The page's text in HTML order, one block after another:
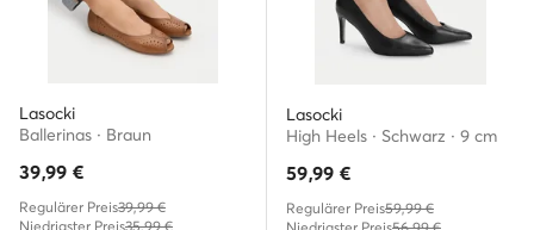
Lasocki
Ballerinas · Braun
39,99 €
Regulärer Preis39,99 €
Niedrigster Preis35,99 €
Lasocki
High Heels · Schwarz · 9 cm
59,99 €
Regulärer Preis59,99 €